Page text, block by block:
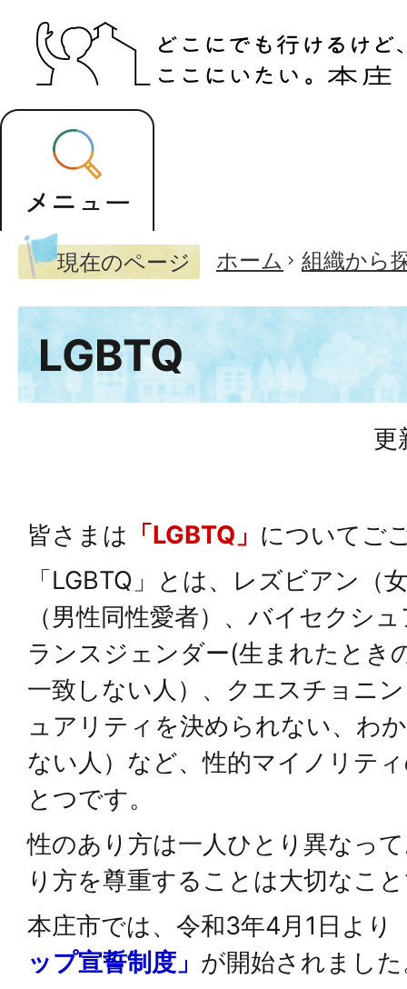
現在のページ ホーム 組織から
LGBTQ
更
皆さまは 「LGBTQ」 についてご
「LGBTQ」とは、レズビアン（
（男性同性愛者）、バイセクシ
ランスジェンダー(生まれたとき
一致しない人）、クエスチョニ
ュアリティを決められない、わ
ない人）など、性的マイノリテ
とつです。
性のあり方は一人ひとり異なっ
り方を尊重することは大切なこ
本庄市では、令和3年4月1日より
ップ宣誓制度」 が開始されまし